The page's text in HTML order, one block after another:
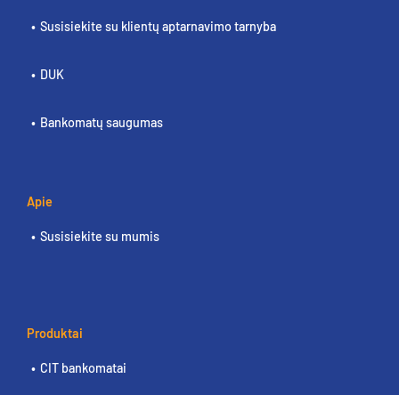
Susisiekite su klientų aptarnavimo tarnyba
DUK
Bankomatų saugumas
Apie
Susisiekite su mumis
Produktai
CIT bankomatai